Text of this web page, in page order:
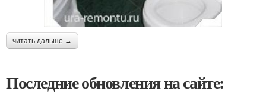
читать дальше →
Последние обновления на сайте: